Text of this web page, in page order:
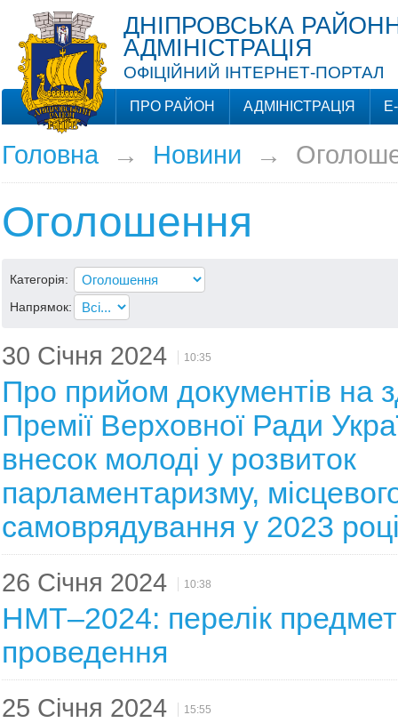
ДНІПРОВСЬКА
АДМІНІСТРАЦІЯ
ОФІЦІЙНИЙ ІНТЕРНЕТ-ПОРТАЛ
ПРО РАЙОН АДМІНІСТРАЦІЯ
Головна→ Новини →
Оголошення
Категорія:
Напрямок:
30 Січня 2024 10:35
Про прийом документів на
Премії Верховної Ради
внесок молоді у розвиток
парламентаризму,
самоврядування у 2023
26 Січня 2024 10:38
НМТ–2024: перелік
проведення
25 Січня 2024 15:55